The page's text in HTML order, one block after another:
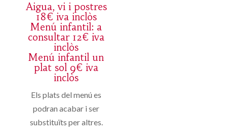
Aigua, vi i postres
18€ iva inclòs
Menú infantil: a
consultar 12€ iva
inclòs
Menú infantil un
plat sol 9€ iva
inclòs
Els plats del menú es
podran acabar i ser
substituïts per altres.